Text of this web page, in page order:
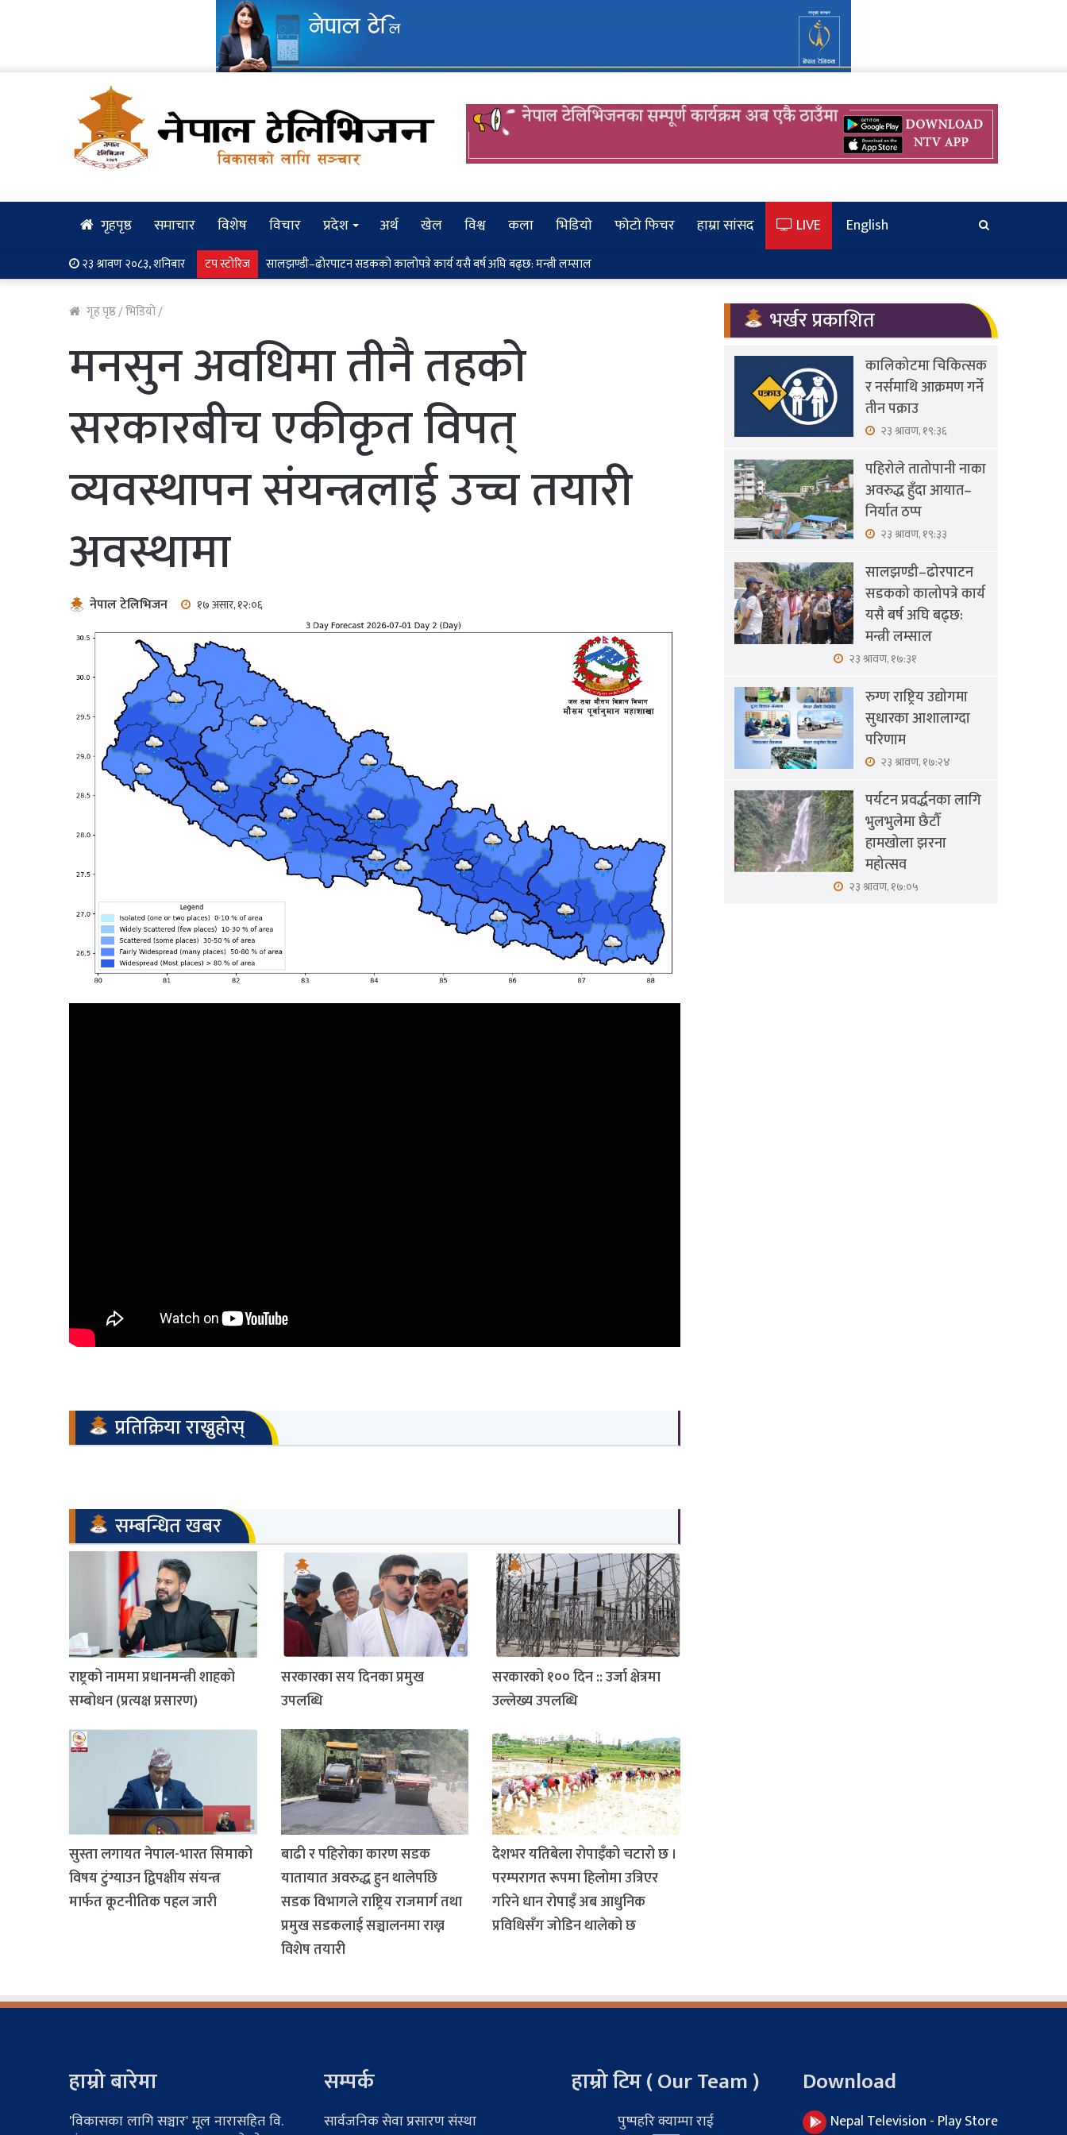
गृहपृष्ठ समाचार विशेष विचार प्रदेश अर्थ खेल विश्व कला भिडियो फोटो फिचर हाम्रा सांसद LIVE English
२३ श्रावण २०८३, शनिबार टप स्टोरिज रुग्ण राष्ट्रिय उद्योगमा सुधारका आशालाग्दा परिणाम
गृह पृष्ठ/भिडियो/
मनसुन अवधिमा तीनै तहको
सरकारबीच एकीकृत विपत्
व्यवस्थापन संयन्त्रलाई उच्च तयारी
अवस्थामा
नेपाल टेलिभिजन १७ असार, १२:०६
प्रतिक्रिया राख्नुहोस्
सम्बन्धित खबर
राष्ट्रको नाममा प्रधानमन्त्री शाहको
सम्बोधन (प्रत्यक्ष प्रसारण)
सरकारका सय दिनका प्रमुख
उपलब्धि
सरकारको १०० दिन :: उर्जा क्षेत्रमा
उल्लेख्य उपलब्धि
सुस्ता लगायत नेपाल-भारत सिमाको
विषय टुंग्याउन द्विपक्षीय संयन्त्र
मार्फत कूटनीतिक पहल जारी
बाढी र पहिरोका कारण सडक
यातायात अवरुद्ध हुन थालेपछि
सडक विभागले राष्ट्रिय राजमार्ग तथा
प्रमुख सडकलाई सञ्चालनमा राख्न
विशेष तयारी
देशभर यतिबेला रोपाइँको चटारो छ ।
परम्परागत रूपमा हिलोमा उत्रिएर
गरिने धान रोपाइँ अब आधुनिक
प्रविधिसँग जोडिन थालेको छ
भर्खर प्रकाशित
कालिकोटमा चिकित्सक
र नर्समाथि आक्रमण गर्ने
तीन पक्राउ
२३ श्रावण, १९:३६
पहिरोले तातोपानी नाका
अवरुद्ध हुँदा आयात–
निर्यात ठप्प
२३ श्रावण, १९:३३
सालझण्डी–ढोरपाटन
सडकको कालोपत्रे कार्य
यसै बर्ष अघि बढ्छ:
मन्त्री लम्साल
२३ श्रावण, १७:३१
रुग्ण राष्ट्रिय उद्योगमा
सुधारका आशालाग्दा
परिणाम
२३ श्रावण, १७:२४
पर्यटन प्रवर्द्धनका लागि
भुलभुलेमा छैटौँ
हामखोला झरना
महोत्सव
२३ श्रावण, १७:०५
हाम्रो बारेमा
'विकासका लागि सञ्चार' मूल नारासहित वि.
सम्पर्क
सार्वजनिक सेवा प्रसारण संस्था
हाम्रो टिम ( Our Team )
पुष्पहरि क्याम्पा राई
Download
Nepal Television - Play Store